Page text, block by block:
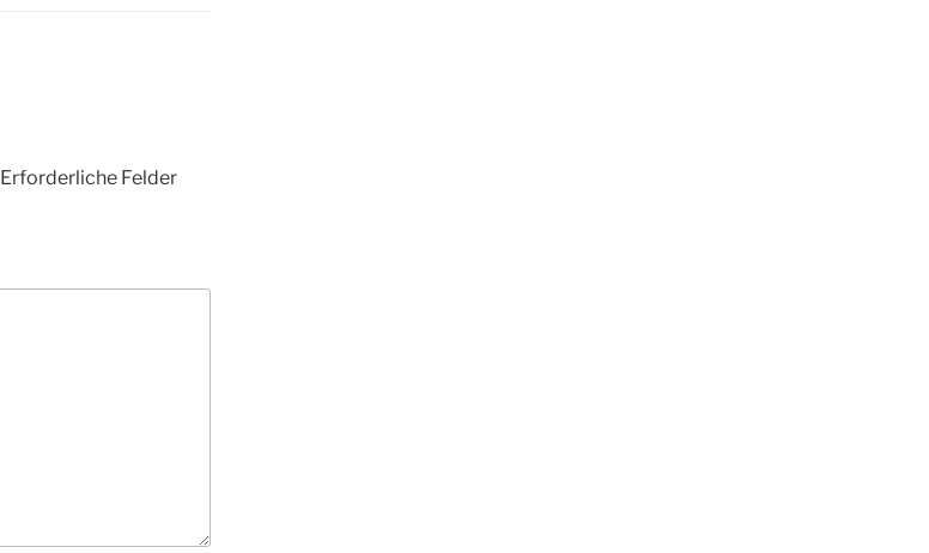
Erforderliche Felder